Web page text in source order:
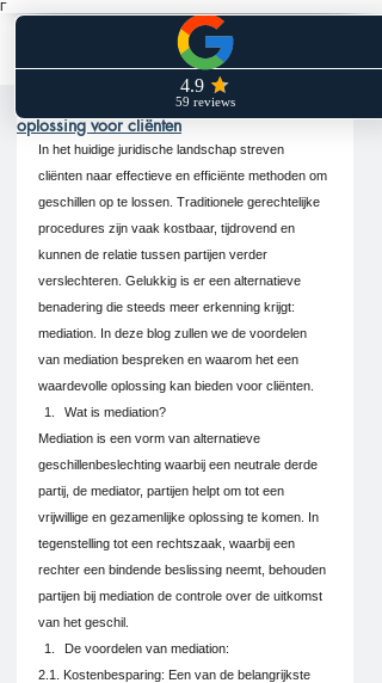
Γ
Het potentieel van Mediation: Een effectieve
oplossing voor cliënten
In het huidige juridische landschap streven
cliënten naar effectieve en efficiënte methoden om
geschillen op te lossen. Traditionele gerechtelijke
procedures zijn vaak kostbaar, tijdrovend en
kunnen de relatie tussen partijen verder
verslechteren. Gelukkig is er een alternatieve
benadering die steeds meer erkenning krijgt:
mediation. In deze blog zullen we de voordelen
van mediation bespreken en waarom het een
waardevolle oplossing kan bieden voor cliënten.
Wat is mediation?
Mediation is een vorm van alternatieve
geschillenbeslechting waarbij een neutrale derde
partij, de mediator, partijen helpt om tot een
vrijwillige en gezamenlijke oplossing te komen. In
tegenstelling tot een rechtszaak, waarbij een
rechter een bindende beslissing neemt, behouden
partijen bij mediation de controle over de uitkomst
van het geschil.
De voordelen van mediation:
2.1. Kostenbesparing: Een van de belangrijkste